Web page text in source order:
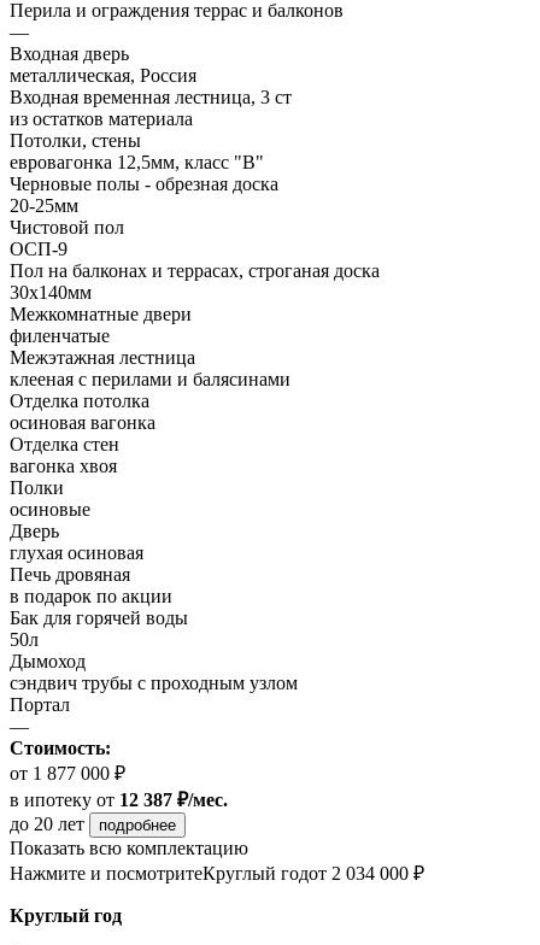
Перила и ограждения террас и балконов
—
Входная дверь
металлическая, Россия
Входная временная лестница, 3 ст
из остатков материала
Потолки, стены
евровагонка 12,5мм, класс "В"
Черновые полы - обрезная доска
20-25мм
Чистовой пол
ОСП-9
Пол на балконах и террасах, строганая доска
30х140мм
Межкомнатные двери
филенчатые
Межэтажная лестница
клееная с перилами и балясинами
Отделка потолка
осиновая вагонка
Отделка стен
вагонка хвоя
Полки
осиновые
Дверь
глухая осиновая
Печь дровяная
в подарок по акции
Бак для горячей воды
50л
Дымоход
сэндвич трубы с проходным узлом
Портал
—
Стоимость:
от 1 877 000 ₽
в ипотеку от 12 387 ₽/мес.
до 20 лет
подробнее
Показать всю комплектацию
Нажмите и посмотритеКруглый годот 2 034 000 ₽
Круглый год